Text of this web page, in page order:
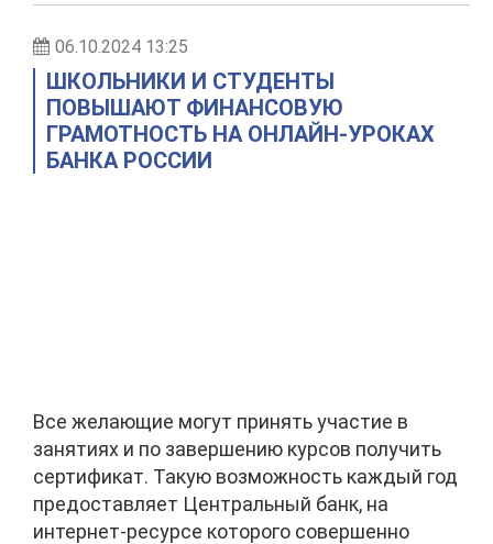
06.10.2024 13:25
ШКОЛЬНИКИ И СТУДЕНТЫ
ПОВЫШАЮТ ФИНАНСОВУЮ
ГРАМОТНОСТЬ НА ОНЛАЙН-УРОКАХ
БАНКА РОССИИ
Все желающие могут принять участие в
занятиях и по завершению курсов получить
сертификат. Такую возможность каждый год
предоставляет Центральный банк, на
интернет-ресурсе которого совершенно